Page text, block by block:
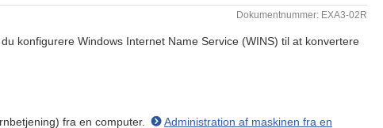
Dokumentnummer: EXA3-02R
konfigurere Windows Internet Name Service (WINS) til at konvertere
fra en computer.
Administration af maskinen fra en